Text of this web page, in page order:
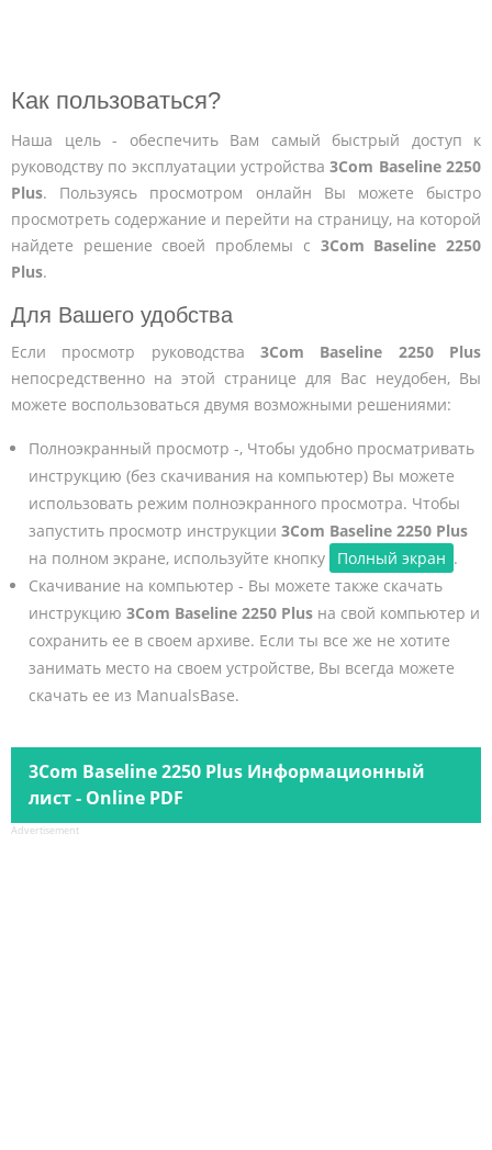
Как пользоваться?
Наша цель - обеспечить Вам самый быстрый доступ к
руководству по эксплуатации устройства3Com Baseline 2250
Plus. Пользуясь просмотром онлайн Вы можете быстро
просмотреть содержание и перейти на страницу, на которой
найдете решение своей проблемы с 3Com Baseline 2250
Plus.
Для Вашего удобства
Если просмотр руководства 3Com Baseline 2250 Plus
непосредственно на этой странице для Вас неудобен, Вы
можете воспользоваться двумя возможными решениями:
Полноэкранный просмотр -, Чтобы удобно просматривать
инструкцию (без скачивания на компьютер) Вы можете
использовать режим полноэкранного просмотра. Чтобы
запустить просмотр инструкции 3Com Baseline 2250 Plus
на полном экране, используйте кнопку
Полный экран .
Скачивание на компьютер - Вы можете также скачать
инструкцию 3Com Baseline 2250 Plusна свой компьютер и
сохранить ее в своем архиве. Если ты все же не хотите
занимать место на своем устройстве, Вы всегда можете
скачать ее из ManualsBase.
3Com Baseline 2250 Plus Информационный
лист - Online PDF
Advertisement